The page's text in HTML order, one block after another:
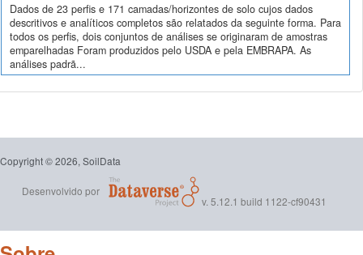
Dados de 23 perfis e 171 camadas/horizontes de solo cujos dados
descritivos e analíticos completos são relatados da seguinte forma. Para
todos os perfis, dois conjuntos de análises se originaram de amostras
emparelhadas Foram produzidos pelo USDA e pela EMBRAPA. As
análises padrã...
Copyright © 2026, SoilData
Desenvolvido por
v. 5.12.1 build 1122-cf90431